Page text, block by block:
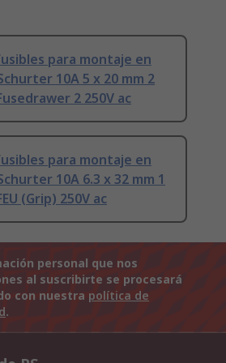
para montaje en
10A 5 x 20 mm 2
2 250V ac
para montaje en
10A 6.3 x 32 mm 1
(Grip) 250V ac
personal que nos
al suscribirte se procesará
con nuestra política de
.